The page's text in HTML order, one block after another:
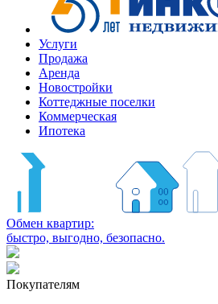
Услуги
Продажа
Аренда
Новостройки
Коттеджные поселки
Коммерческая
Ипотека
Обмен квартир:
быстро, выгодно, безопасно.
Покупателям